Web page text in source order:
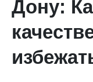
Дону: